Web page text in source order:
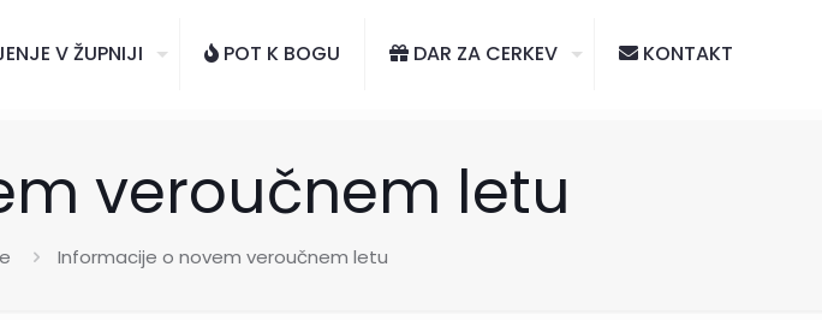
V ŽUPNIJI POT K BOGU DAR ZA CERKEV KONTAKT
veroučnem letu
Informacije o novem veroučnem letu